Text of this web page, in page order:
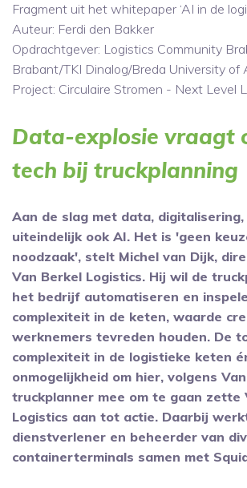
Fragment uit het whitepaper ‘AI in de
Auteur: Ferdi den Bakker
Opdrachtgever: Logistics Community
Brabant/TKI Dinalog/Breda University of
Project: Circulaire Stromen - Next Level
Data-explosie vraagt
tech bij truckplanning
Aan de slag met data,
uiteindelijk ook AI. Het is 'geen
noodzaak', stelt Michel van Dijk,
Van Berkel Logistics. Hij wil de
het bedrijf automatiseren en
complexiteit in de keten, waarde
werknemers tevreden houden. De
complexiteit in de logistieke keten
onmogelijkheid om hier, volgens
truckplanner mee om te gaan zette
Logistics aan tot actie. Daarbij
dienstverlener en beheerder van
containerterminals samen met